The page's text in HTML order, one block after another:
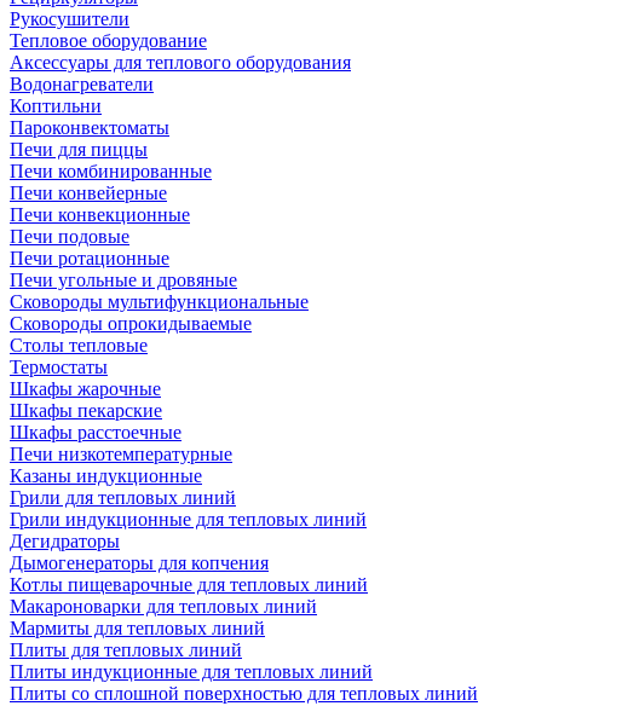
Рукосушители
Тепловое оборудование
Аксессуары для теплового оборудования
Водонагреватели
Коптильни
Пароконвектоматы
Печи для пиццы
Печи комбинированные
Печи конвейерные
Печи конвекционные
Печи подовые
Печи ротационные
Печи угольные и дровяные
Сковороды мультифункциональные
Сковороды опрокидываемые
Столы тепловые
Термостаты
Шкафы жарочные
Шкафы пекарские
Шкафы расстоечные
Печи низкотемпературные
Казаны индукционные
Грили для тепловых линий
Грили индукционные для тепловых линий
Дегидраторы
Дымогенераторы для копчения
Котлы пищеварочные для тепловых линий
Макароноварки для тепловых линий
Мармиты для тепловых линий
Плиты для тепловых линий
Плиты индукционные для тепловых линий
Плиты со сплошной поверхностью для тепловых линий